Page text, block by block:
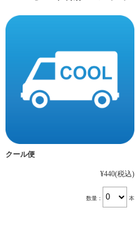
クール便
¥440(税込)
数量： 本